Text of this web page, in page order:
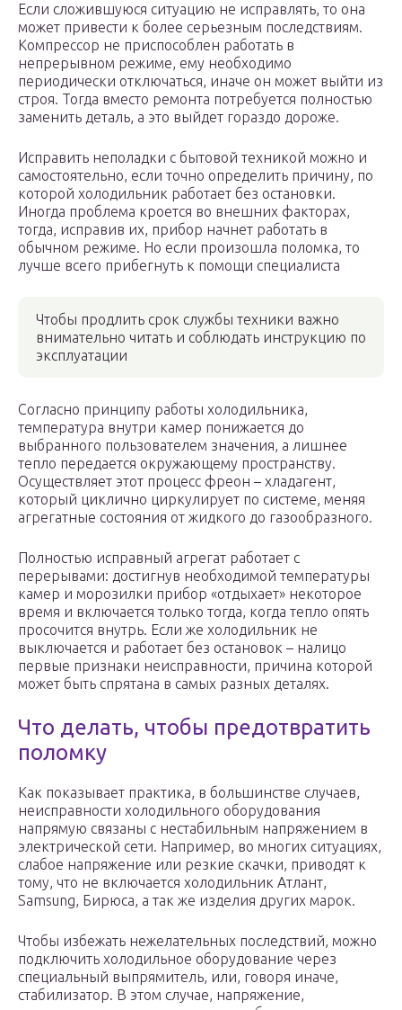
Если сложившуюся ситуацию не исправлять, то она
может привести к более серьезным последствиям.
Компрессор не приспособлен работать в
непрерывном режиме, ему необходимо
периодически отключаться, иначе он может выйти из
строя. Тогда вместо ремонта потребуется полностью
заменить деталь, а это выйдет гораздо дороже.
Исправить неполадки с бытовой техникой можно и
самостоятельно, если точно определить причину, по
которой холодильник работает без остановки.
Иногда проблема кроется во внешних факторах,
тогда, исправив их, прибор начнет работать в
обычном режиме. Но если произошла поломка, то
лучше всего прибегнуть к помощи специалиста
Чтобы продлить срок службы техники важно
внимательно читать и соблюдать инструкцию по
эксплуатации
Согласно принципу работы холодильника,
температура внутри камер понижается до
выбранного пользователем значения, а лишнее
тепло передается окружающему пространству.
Осуществляет этот процесс фреон – хладагент,
который циклично циркулирует по системе, меняя
агрегатные состояния от жидкого до газообразного.
Полностью исправный агрегат работает с
перерывами: достигнув необходимой температуры
камер и морозилки прибор «отдыхает» некоторое
время и включается только тогда, когда тепло опять
просочится внутрь. Если же холодильник не
выключается и работает без остановок – налицо
первые признаки неисправности, причина которой
может быть спрятана в самых разных деталях.
Что делать, чтобы предотвратить
поломку
Как показывает практика, в большинстве случаев,
неисправности холодильного оборудования
напрямую связаны с нестабильным напряжением в
электрической сети. Например, во многих ситуациях,
слабое напряжение или резкие скачки, приводят к
тому, что не включается холодильник Атлант,
Samsung, Бирюса, а так же изделия других марок.
Чтобы избежать нежелательных последствий, можно
подключить холодильное оборудование через
специальный выпрямитель, или, говоря иначе,
стабилизатор. В этом случае, напряжение,